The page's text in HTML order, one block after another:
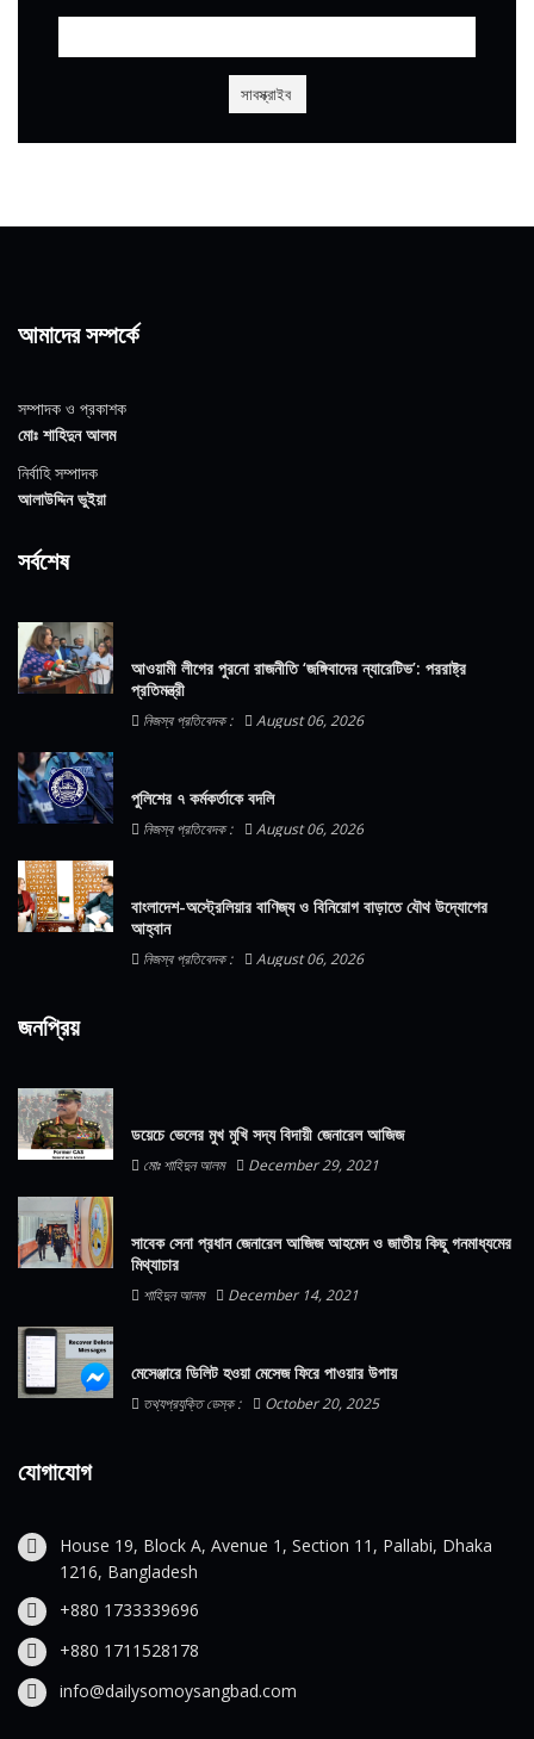
আমাদের সম্পর্কে
সম্পাদক ও প্রকাশক
মোঃ শাহিদুন আলম
নির্বাহি সম্পাদক
আলাউদ্দিন ভুইয়া
সর্বশেষ
আওয়ামী লীগের পুরনো রাজনীতি ‘জঙ্গিবাদের ন্যারেটিভ’: পররাষ্ট্র
প্রতিমন্ত্রী
নিজস্ব প্রতিবেদক : August 06, 2026
পুলিশের ৭ কর্মকর্তাকে বদলি
নিজস্ব প্রতিবেদক : August 06, 2026
বাংলাদেশ-অস্ট্রেলিয়ার বাণিজ্য ও বিনিয়োগ বাড়াতে যৌথ উদ্যোগের
আহ্বান
নিজস্ব প্রতিবেদক : August 06, 2026
জনপ্রিয়
ডয়েচে ভেলের মুখ মুখি সদ্য বিদায়ী জেনারেল আজিজ
মোঃ শাহিদুন আলম December 29, 2021
সাবেক সেনা প্রধান জেনারেল আজিজ আহমেদ ও জাতীয় কিছু গনমাধ্যমের
মিথ্যাচার
শাহিদুন আলম December 14, 2021
মেসেঞ্জারে ডিলিট হওয়া মেসেজ ফিরে পাওয়ার উপায়
তথ্যপ্রযুক্তি ডেস্ক : October 20, 2025
যোগাযোগ
House 19, Block A, Avenue 1, Section 11, Pallabi, Dhaka
1216, Bangladesh
+880 1733339696
+880 1711528178
info@dailysomoysangbad.com